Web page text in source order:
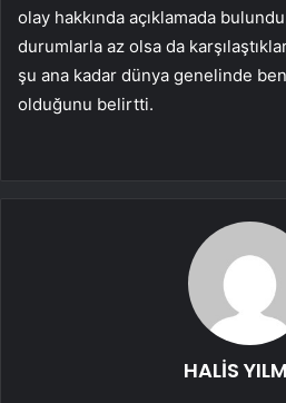
olay hakkında açıklamada
durumlarla az olsa da
şu ana kadar dünya genelinde
olduğunu belirtti.
HALİS